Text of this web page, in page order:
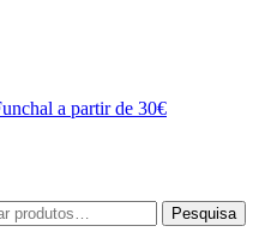
a partir de 30€
Pesquisa